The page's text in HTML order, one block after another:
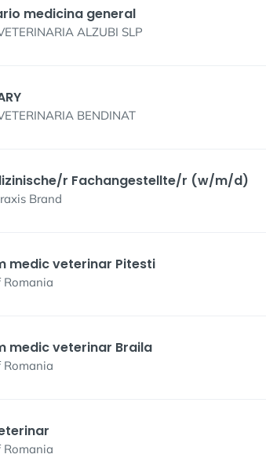
medicina general
ALZUBI SLP
BENDINAT
r Fachangestellte/r (w/m/d)
Brand
medic veterinar Pitesti
Romania
medic veterinar Braila
Romania
Romania